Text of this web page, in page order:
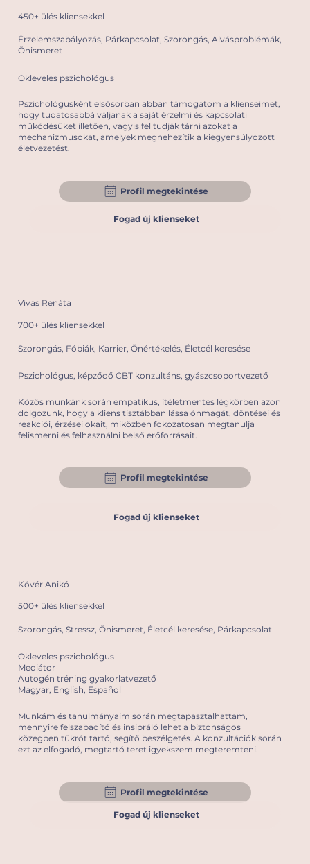
450+ ülés kliensekkel
Érzelemszabályozás, Párkapcsolat, Szorongás, Alvásproblémák,
Önismeret
Okleveles pszichológus
Pszichológusként elsősorban abban támogatom a klienseimet,
hogy tudatosabbá váljanak a saját érzelmi és kapcsolati
működésüket illetően, vagyis fel tudják tárni azokat a
mechanizmusokat, amelyek megnehezítik a kiegyensúlyozott
életvezetést.
Profil megtekintése
Fogad új klienseket
Vivas Renáta
700+ ülés kliensekkel
Szorongás, Fóbiák, Karrier, Önértékelés, Életcél keresése
Pszichológus, képződő CBT konzultáns, gyászcsoportvezető
Közös munkánk során empatikus, ítéletmentes légkörben azon
dolgozunk, hogy a kliens tisztábban lássa önmagát, döntései és
reakciói, érzései okait, miközben fokozatosan megtanulja
felismerni és felhasználni belső erőforrásait.
Profil megtekintése
Fogad új klienseket
Kövér Anikó
500+ ülés kliensekkel
Szorongás, Stressz, Önismeret, Életcél keresése, Párkapcsolat
Okleveles pszichológus
Mediátor
Autogén tréning gyakorlatvezető
Magyar, English, Español
Munkám és tanulmányaim során megtapasztalhattam,
mennyire felszabadító és insipráló lehet a biztonságos
közegben tükröt tartó, segítő beszélgetés. A konzultációk során
ezt az elfogadó, megtartó teret igyekszem megteremteni.
Profil megtekintése
Fogad új klienseket